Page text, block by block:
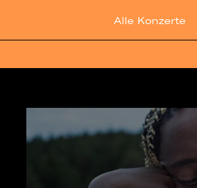
Alle Konzerte